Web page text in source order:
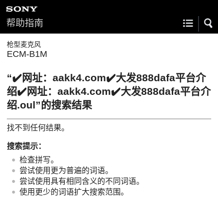
帮助指南
枪型麦克风
ECM-B1M
“✔️网址：aakk4.com✔️大发888dafa平台介
绍✔️网址：aakk4.com✔️大发888dafa平台介
绍.oul”的搜索结果
找不到任何结果。
搜索提示：
检查拼写。
尝试使用更为普遍的词语。
尝试使用具有相同含义的不同词语。
使用更少的词语扩大搜索范围。